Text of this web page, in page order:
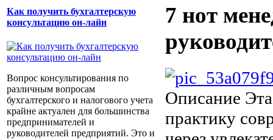
Как получить бухгалтерскую
консультацию он-лайн
Вопрос консультирования по
различным вопросам
бухгалтерского и налогового учета
крайне актуален для большинства
предпринимателей и
руководителей предприятий. Это и
7 нот
Описание
практику